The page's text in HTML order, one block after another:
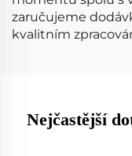
zaručujeme
kvalitním
Nejčastější